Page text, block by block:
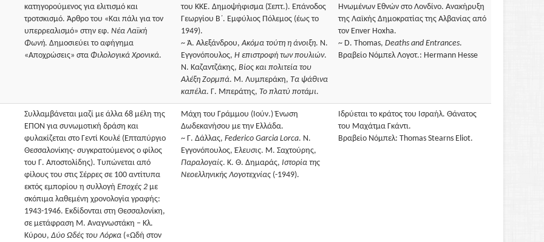
κατηγορούμενος για ελιτισμό και
τροτσκισμό. Άρθρο του «Και πάλι για τον
υπερρεαλισμό» στην εφ. Νέα Λαϊκή
Φωνή. Δημοσιεύει το αφήγημα
«Αποχρώσεις» στα Φιλολογικά Χρονικά.
του ΚΚΕ. Δημοψήφισμα (Σεπτ.). Επάνοδος
Γεωργίου Β΄. Εμφύλιος Πόλεμος (έως το
1949).
~ Ά. Αλεξάνδρου,Ακόμα τούτη η άνοιξη. Ν.
Εγγονόπουλος, Η επιστροφή των πουλιών.
Ν. Καζαντζάκης, Βίος και πολιτεία του
Αλέξη Ζορμπά. Μ. Λυμπεράκη, Τα ψάθινα
καπέλα. Γ. Μπεράτης, Το πλατύ ποτάμι.
Ηνωμένων Εθνών στο Λονδίνο. Ανακήρυξη
της Λαϊκής Δημοκρατίας της Αλβανίας από
τον Enver Hoxha.
~ D. Thomas, Deaths and Entrances.
Βραβείο Νόμπελ Λογοτ.: Hermann Hesse
Συλλαμβάνεται μαζί με άλλα 68 μέλη της
ΕΠΟΝ για συνωμοτική δράση και
φυλακίζεται στο Γεντί Κουλέ (Επταπύργιο
Θεσσαλονίκης· συγκρατούμενος ο φίλος
του Γ. Αποστολίδης). Τυπώνεται από
φίλους του στις Σέρρες σε 100 αντίτυπα
εκτός εμπορίου η συλλογή Eποχές 2 με
σκόπιμα λαθεμένη χρονολογία γραφής:
1943-1946. Εκδίδονται στη Θεσσαλονίκη,
σε μετάφραση Μ. Αναγνωστάκη – Κλ.
Κύρου, Δύο Ωδές του Λόρκα («Ωδή στον
Μάχη του Γράμμου (Ιούν.) Ένωση
Δωδεκανήσου με την Ελλάδα.
~ Γ. Δάλλας, Federico Garcia Lorca. Ν.
Εγγονόπουλος, Έλευσις. Μ. Σαχτούρης,
Παραλογαίς. Κ. Θ. Δημαράς, Iστορία της
Nεοελληνικής Λογοτεχνίας (-1949).
Ιδρύεται το κράτος του Ισραήλ. Θάνατος
του Μαχάτμα Γκάντι.
Βραβείο Νόμπελ: Thomas Stearns Eliot.